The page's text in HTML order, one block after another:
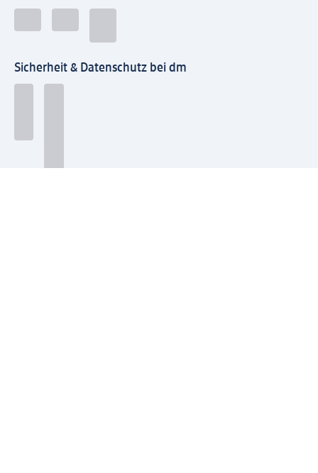
Sicherheit & Datenschutz bei dm